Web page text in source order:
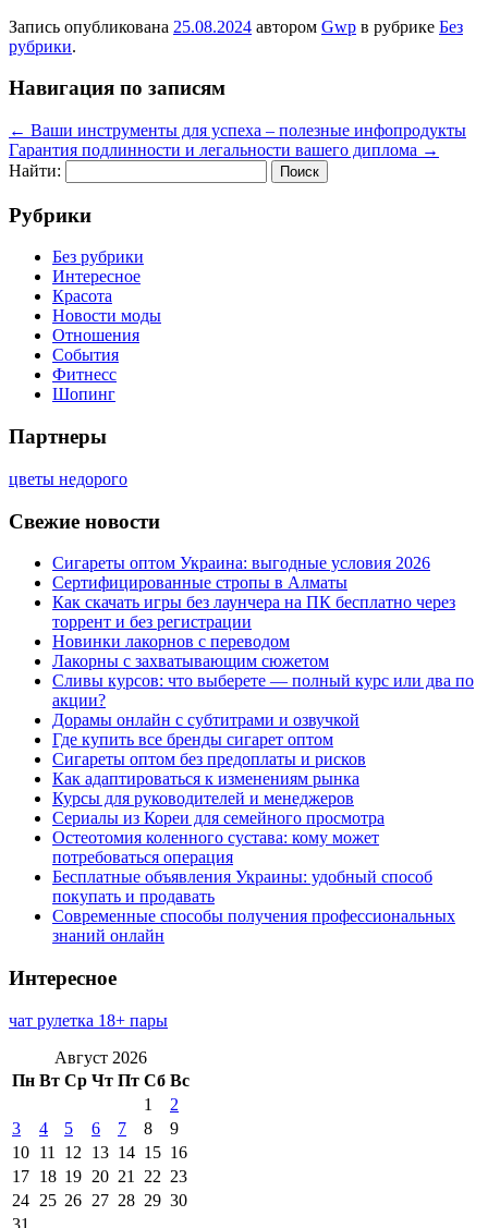
Запись опубликована 25.08.2024 автором Gwp в рубрике Без
рубрики.
Навигация по записям
← Ваши инструменты для успеха – полезные инфопродукты
Гарантия подлинности и легальности вашего диплома →
Найти:
Рубрики
Без рубрики
Интересное
Красота
Новости моды
Отношения
События
Фитнесс
Шопинг
Партнеры
цветы недорого
Свежие новости
Сигареты оптом Украина: выгодные условия 2026
Сертифицированные стропы в Алматы
Как скачать игры без лаунчера на ПК бесплатно через
торрент и без регистрации
Новинки лакорнов с переводом
Лакорны с захватывающим сюжетом
Сливы курсов: что выберете — полный курс или два по
акции?
Дорамы онлайн с субтитрами и озвучкой
Где купить все бренды сигарет оптом
Сигареты оптом без предоплаты и рисков
Как адаптироваться к изменениям рынка
Курсы для руководителей и менеджеров
Сериалы из Кореи для семейного просмотра
Остеотомия коленного сустава: кому может
потребоваться операция
Бесплатные объявления Украины: удобный способ
покупать и продавать
Современные способы получения профессиональных
знаний онлайн
Интересное
чат рулетка 18+ пары
Август 2026
Пн Вт Ср Чт Пт Сб Вс
1
2
3
4 5 6 7 8
9
10 11 12 13 14 15 16
17 18 19 20 21 22 23
24 25 26 27 28 29 30
31